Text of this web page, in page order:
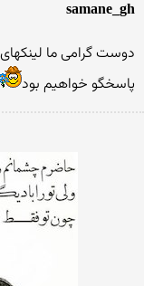
samane_gh
دوست گرامی ما
پاسخگو خواهیم بود